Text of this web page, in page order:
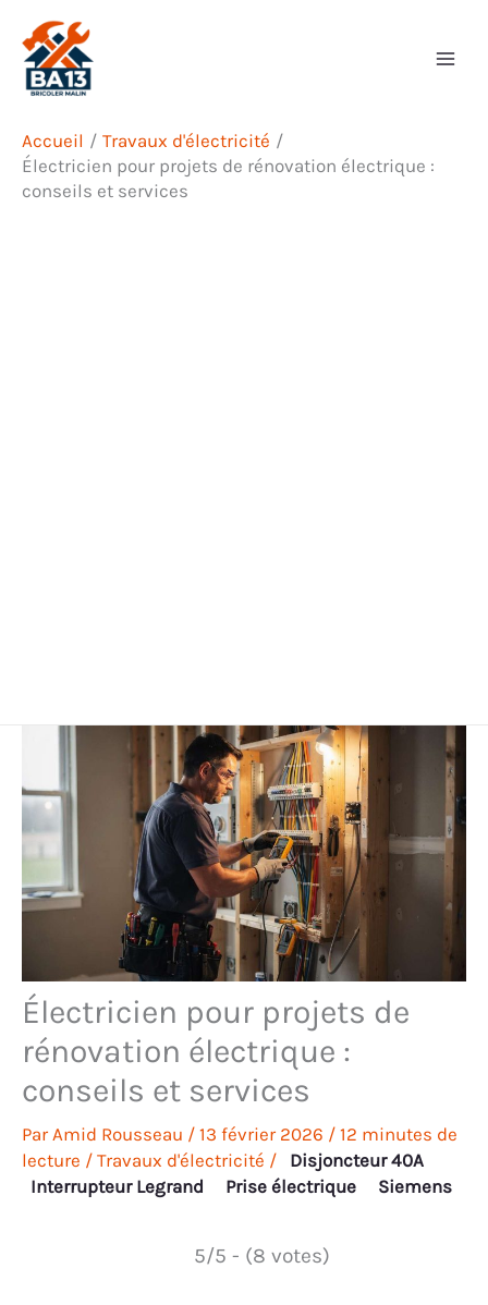
contenu
Accueil
Travaux d'électricité
Électricien pour projets de rénovation électrique :
conseils et services
Électricien pour projets de
rénovation électrique :
conseils et services
ParAmid Rousseau / 13 février 2026 / 12 minutes de
lecture / Travaux d'électricité /
Disjoncteur 40A
Interrupteur Legrand
Prise électrique Siemens
5/5 - (8 votes)
Rechercher